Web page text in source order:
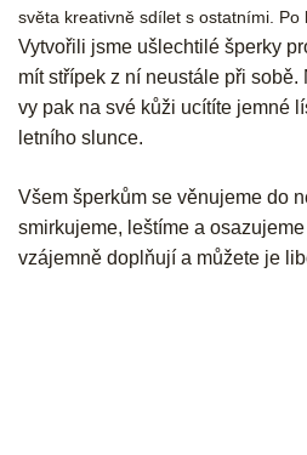
světa kreativně sdílet s ostatními. Po
Vytvořili jsme ušlechtilé šperky
mít střípek z ní neustále při sobě.
vy pak na své kůži ucítíte jemné
letního slunce.
Všem šperkům se věnujeme do
smirkujeme, leštíme a
vzájemně doplňují a můžete je